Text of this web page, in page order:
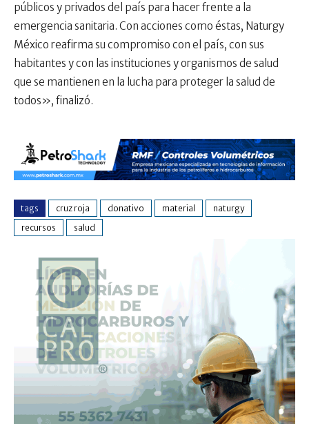
públicos y privados del país para hacer frente a la
emergencia sanitaria. Con acciones como éstas, Naturgy
México reafirma su compromiso con el país, con sus
habitantes y con las instituciones y organismos de salud
que se mantienen en la lucha para proteger la salud de
todos», finalizó.
tags cruz roja donativo material
naturgy
recursos
salud